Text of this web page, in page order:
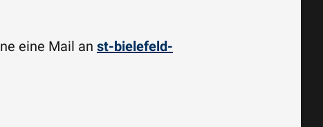
eine Mail an st-bielefeld-